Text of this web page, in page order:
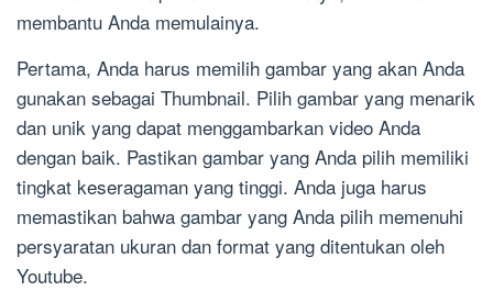
membantu Anda memulainya.
Pertama, Anda harus memilih gambar yang akan Anda
gunakan sebagai Thumbnail. Pilih gambar yang menarik
dan unik yang dapat menggambarkan video Anda
dengan baik. Pastikan gambar yang Anda pilih memiliki
tingkat keseragaman yang tinggi. Anda juga harus
memastikan bahwa gambar yang Anda pilih memenuhi
persyaratan ukuran dan format yang ditentukan oleh
Youtube.